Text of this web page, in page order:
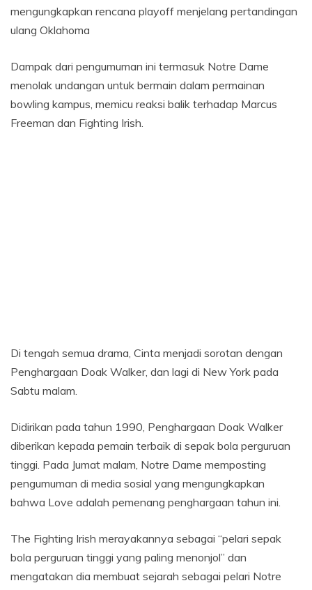
mengungkapkan rencana playoff menjelang pertandingan
ulang Oklahoma
Dampak dari pengumuman ini termasuk Notre Dame
menolak undangan untuk bermain dalam permainan
bowling kampus, memicu reaksi balik terhadap Marcus
Freeman dan Fighting Irish.
Di tengah semua drama, Cinta menjadi sorotan dengan
Penghargaan Doak Walker, dan lagi di New York pada
Sabtu malam.
Didirikan pada tahun 1990, Penghargaan Doak Walker
diberikan kepada pemain terbaik di sepak bola perguruan
tinggi. Pada Jumat malam, Notre Dame memposting
pengumuman di media sosial yang mengungkapkan
bahwa Love adalah pemenang penghargaan tahun ini.
The Fighting Irish merayakannya sebagai “pelari sepak
bola perguruan tinggi yang paling menonjol” dan
mengatakan dia membuat sejarah sebagai pelari Notre